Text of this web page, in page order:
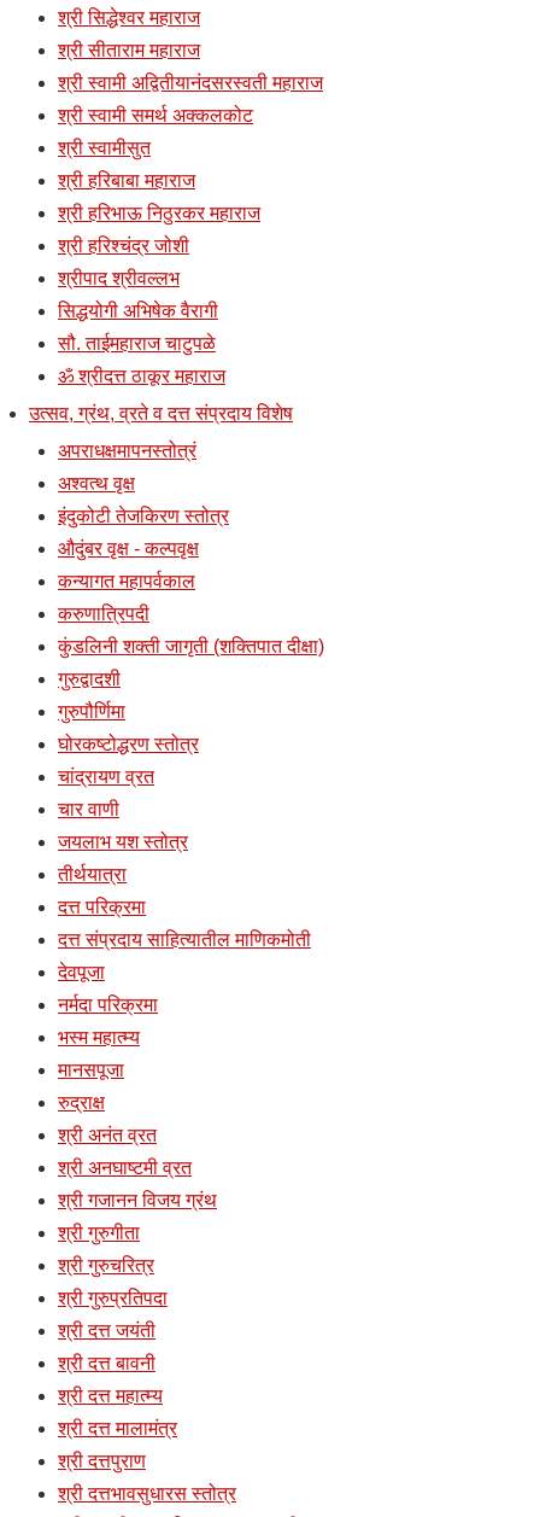
श्री सिद्धेश्वर महाराज
श्री सीताराम महाराज
श्री स्वामी अद्वितीयानंदसरस्वती महाराज
श्री स्वामी समर्थ अक्कलकोट
श्री स्वामीसुत
श्री हरिबाबा महाराज
श्री हरिभाऊ निठुरकर महाराज
श्री हरिश्चंद्र जोशी
श्रीपाद श्रीवल्लभ
सिद्धयोगी अभिषेक वैरागी
सौ. ताईमहाराज चाटुपळे
ॐ श्रीदत्त ठाकूर महाराज
उत्सव, ग्रंथ, व्रते व दत्त संप्रदाय विशेष
अपराधक्षमापनस्तोत्रं
अश्वत्थ वृक्ष
इंदुकोटी तेजकिरण स्तोत्र
औदुंबर वृक्ष - कल्पवृक्ष
कन्यागत महापर्वकाल
करुणात्रिपदी
कुंडलिनी शक्ती जागृती (शक्तिपात दीक्षा)
गुरुद्वादशी
गुरुपौर्णिमा
घोरकष्टोद्धरण स्तोत्र
चांद्रायण व्रत
चार वाणी
जयलाभ यश स्तोत्र
तीर्थयात्रा
दत्त परिक्रमा
दत्त संप्रदाय साहित्यातील माणिकमोती
देवपूजा
नर्मदा परिक्रमा
भस्म महात्म्य
मानसपूजा
रुद्राक्ष
श्री अनंत व्रत
श्री अनघाष्टमी व्रत
श्री गजानन विजय ग्रंथ
श्री गुरुगीता
श्री गुरुचरित्र
श्री गुरुप्रतिपदा
श्री दत्त जयंती
श्री दत्त बावनी
श्री दत्त महात्म्य
श्री दत्त मालामंत्र
श्री दत्तपुराण
श्री दत्तभावसुधारस स्तोत्र